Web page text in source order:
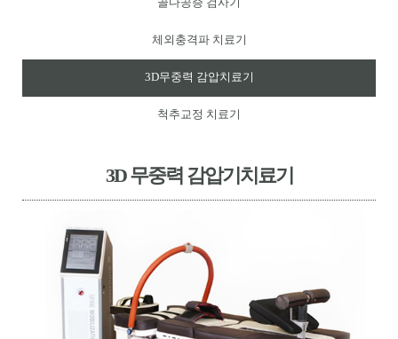
체외충격파 치료기
3D무중력 감압치료기
척추교정 치료기
3D 무중력 감압기치료기